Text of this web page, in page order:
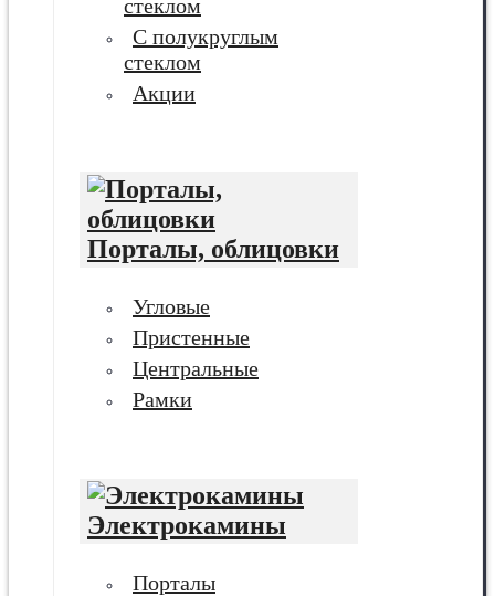
стеклом
С полукруглым
стеклом
Акции
Порталы, облицовки
Угловые
Пристенные
Центральные
Рамки
Электрокамины
Порталы